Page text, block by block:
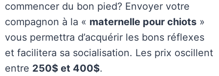
commencer du bon pied? Envoyer votre
compagnon à la « maternelle pour chiots »
vous permettra d’acquérir les bons réflexes
et facilitera sa socialisation. Les prix oscillent
entre 250$ et 400$.